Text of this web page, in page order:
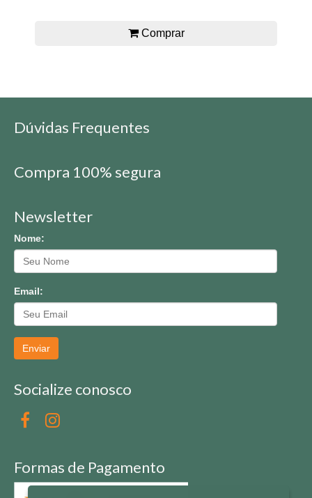
Comprar
Dúvidas Frequentes
Compra 100% segura
Newsletter
Nome:
Email:
Enviar
Socialize conosco
Formas de Pagamento